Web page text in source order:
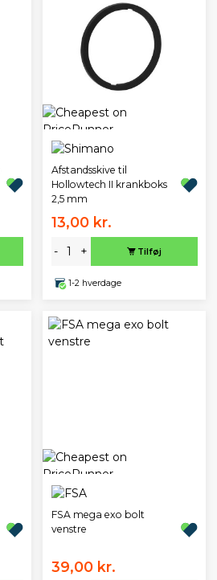
Afstandsskive til
Hollowtech II krankboks
2,5 mm
13,00 kr.
- + Tilføj
1-2 hverdage
FSA mega exo bolt
venstre
39,00 kr.